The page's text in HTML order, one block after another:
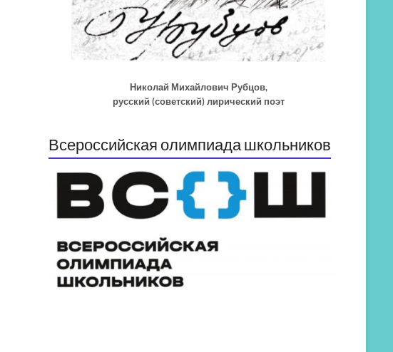
Николай Михайлович Рубцов,
русский (советский) лирический поэт
Всероссийская олимпиада школьников